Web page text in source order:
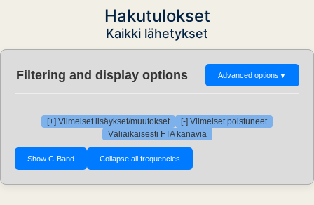
Hakutulokset
Kaikki lähetykset
Filtering and display options Advanced options ▼
[+] Viimeiset lisäykset/muutokset
[-] Viimeiset poistuneet
Väliaikaisesti FTA kanavia